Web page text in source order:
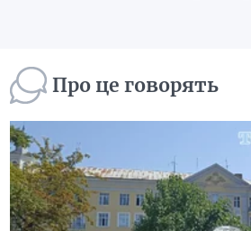
Про це говорять